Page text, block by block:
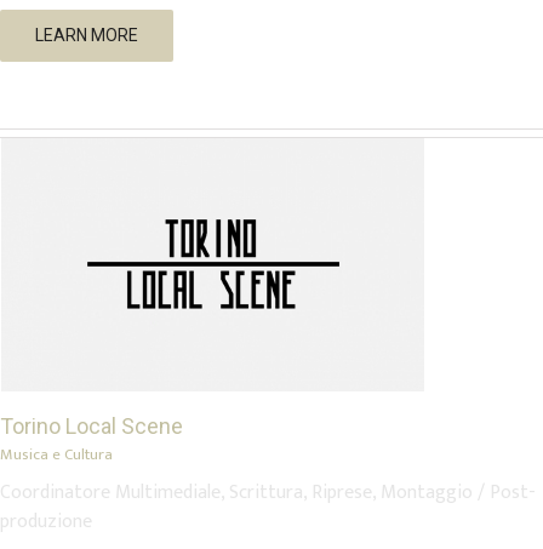
LEARN MORE
Torino Local Scene
Musica e Cultura
Coordinatore Multimediale, Scrittura, Riprese, Montaggio / Post-
produzione